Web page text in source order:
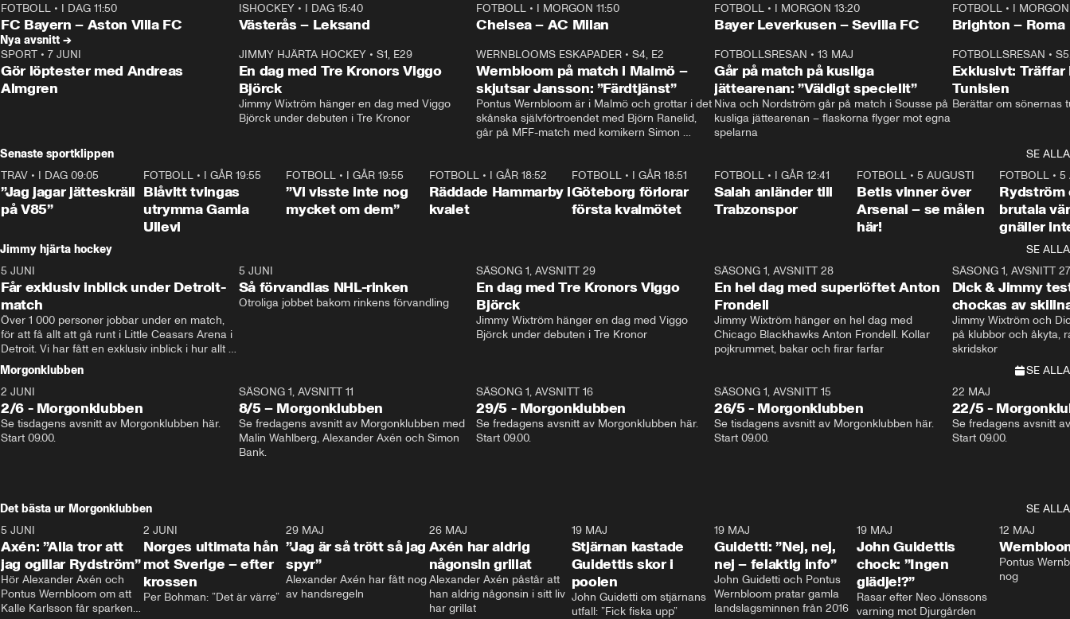
Plus
FOTBOLL • I DAG 11:50
FC Bayern – Aston Villa FC
Plus
ISHOCKEY• I DAG 15:40
Västerås – Leksand
Plus
FOTBOLL • I MORGON 11:50
Chelsea – AC Milan
Plus
FOTBOLL• I MORGON 13:20
Bayer Leverkusen – Sevilla FC
Plus
FOTBOLL• I
Brighton – Roma
Nya avsnitt →
SPORT • 7 JUNI
Gör löptester med Andreas
Almgren
17:38
JIMMY HJÄRTA HOCKEY• S1, E29
En dag med Tre Kronors Viggo
Björck
Jimmy Wixtröm hänger en dag med Viggo
Björck under debuten i Tre Kronor
WERNBLOOMS ESKAPADER •S4, E2
Wernbloom på match i Malmö –
skjutsar Jansson: ”Färdtjänst”
Pontus Wernbloom är i Malmö och grottar i det
skånska självförtroendet med Björn Ranelid,
går på MFF-match med komikern Simon
FOTBOLLSRESAN • 13 MAJ
Går på match på kusliga
jättearenan: ”Väldigt speciellt”
Niva och Nordström går på match i Sousse på
kusliga jättearenan – flaskorna flyger mot egna
spelarna
FOTBOLLSRESAN •
Exklusivt: Träffar
Tunisien
Berättar om sönernas
Senaste sportklippen
SE ALLA
TRAV • I DAG 09:05
”Jag jagar jätteskräll
på V85”
FOTBOLL • I GÅR 19:55
Blåvitt tvingas
utrymma Gamla
Ullevi
FOTBOLL • I GÅR 19:55
”Vi visste inte nog
mycket om dem”
FOTBOLL• I GÅR 18:52
Räddade Hammarby i
kvalet
FOTBOLL• I GÅR 18:51
Göteborg förlorar
första kvalmötet
FOTBOLL• I GÅR 12:41
Salah anländer till
Trabzonspor
FOTBOLL •5 AUGUSTI
Betis vinner över
Arsenal – se målen
här!
FOTBOLL •5
Rydström
brutala
gnäller
Jimmy hjärta hockey
SE ALLA
5 JUNI
Får exklusiv inblick under Detroit-
match
Över 1 000 personer jobbar under en match,
för att få allt att gå runt i Little Ceasars Arena i
Detroit. Vi har fått en exklusiv inblick i hur allt
fungerar inför och under match i världens
bästa hockeyliga
1:04
5 JUNI
Så förvandlas NHL-rinken
Otroliga jobbet bakom rinkens förvandling
SÄSONG 1, AVSNITT 29
En dag med Tre Kronors Viggo
Björck
Jimmy Wixtröm hänger en dag med Viggo
Björck under debuten i Tre Kronor
Plus
SÄSONG 1, AVSNITT 28
En hel dag med superlöftet Anton
Frondell
Jimmy Wixtröm hänger en hel dag med
Chicago Blackhawks Anton Frondell. Kollar
pojkrummet, bakar och firar farfar
SÄSONG 1, AVSNITT 27
Dick & Jimmy
chockas av
Jimmy Wixtröm och
på klubbor och åkyta,
skridskor
Morgonklubben
SE ALLA
2 JUNI
2/6 - Morgonklubben
Se tisdagens avsnitt av Morgonklubben här.
SÄSONG 1, AVSNITT 11
8/5 – Morgonklubben
Se fredagens avsnitt av Morgonklubben med
Malin Wahlberg, Alexander Axén och Simon
Bank.
SÄSONG 1, AVSNITT 16
29/5 - Morgonklubben
Se fredagens avsnitt av Morgonklubben här.
SÄSONG 1, AVSNITT 15
26/5 - Morgonklubben
Se tisdagens avsnitt av Morgonklubben här.
Start 09.00.
22 MAJ
22/5 -
Se fredagens avsnitt
Start 09.00.
Det bästa ur Morgonklubben
SE ALLA
0:44
5 JUNI
Axén: ”Alla tror att
jag ogillar Rydström”
Hör Alexander Axén och
Pontus Wernbloom om att
Kalle Karlsson får sparken
0:26
2 JUNI
Norges ultimata hån
mot Sverige – efter
krossen
Per Bohman: ”Det är värre”
29 MAJ
”Jag är så trött så jag
spyr”
Alexander Axén har fått nog
av handsregeln
26 MAJ
Axén har aldrig
någonsin grillat
Alexander Axén påstår att
han aldrig någonsin i sitt liv
har grillat
19 MAJ
Stjärnan kastade
Guidettis skor i
poolen
John Guidetti om stjärnans
utfall: ”Fick fiska upp”
0:39
19 MAJ
Guidetti: ”Nej, nej,
nej – felaktig info”
John Guidetti och Pontus
Wernbloom pratar gamla
landslagsminnen från 2016
0:34
19 MAJ
John Guidettis
chock: ”Ingen
glädje!?”
Rasar efter Neo Jönssons
varning mot Djurgården
12 MAJ
Pontus
nog